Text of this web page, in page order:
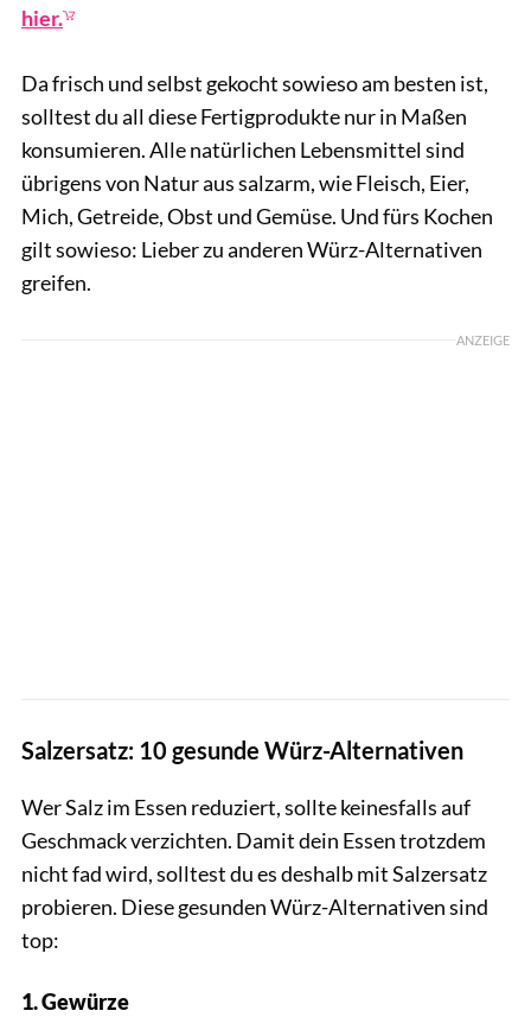
hier.
Da frisch und selbst gekocht sowieso am besten ist,
solltest du all diese Fertigprodukte nur in Maßen
konsumieren. Alle natürlichen Lebensmittel sind
übrigens von Natur aus salzarm, wie Fleisch, Eier,
Mich, Getreide, Obst und Gemüse. Und fürs Kochen
gilt sowieso: Lieber zu anderen Würz-Alternativen
greifen.
ANZEIGE
Salzersatz: 10 gesunde Würz-Alternativen
Wer Salz im Essen reduziert, sollte keinesfalls auf
Geschmack verzichten. Damit dein Essen trotzdem
nicht fad wird, solltest du es deshalb mit Salzersatz
probieren. Diese gesunden Würz-Alternativen sind
top:
1. Gewürze